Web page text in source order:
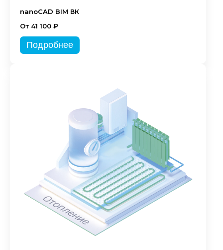
nanoCAD BIM ВК
От 41 100 ₽
Подробнее